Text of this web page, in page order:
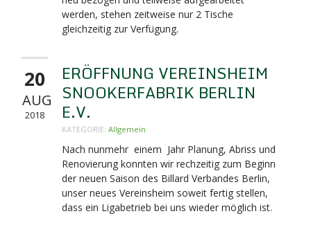
werden, stehen zeitweise nur 2 Tische
gleichzeitig zur Verfügung.
20
AUG
2018
ERÖFFNUNG VEREINSHEIM
SNOOKERFABRIK BERLIN
E.V.
KATEGORIE: Allgemein
Nach nunmehr einem Jahr Planung, Abriss und
Renovierung konnten wir rechzeitig zum Beginn
der neuen Saison des Billard Verbandes Berlin,
unser neues Vereinsheim soweit fertig stellen,
dass ein Ligabetrieb bei uns wieder möglich ist.